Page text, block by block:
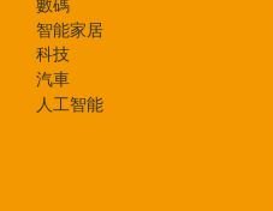
數碼
智能家居
科技
汽車
人工智能